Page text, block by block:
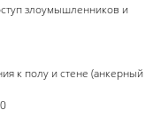
злоумышленников и
к полу и стене (анкерный